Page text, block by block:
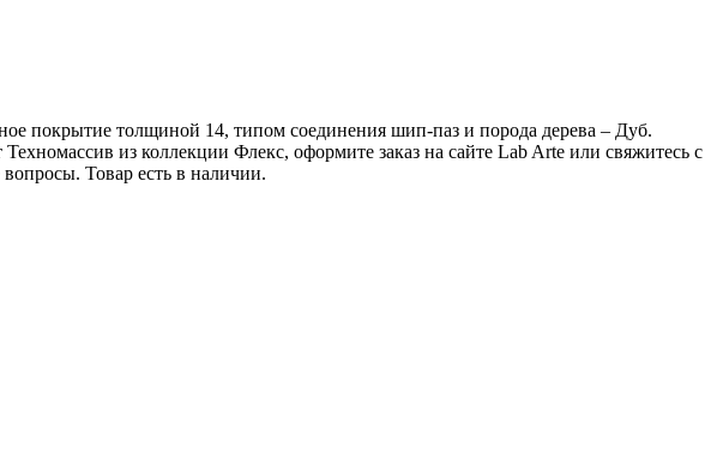
покрытие толщиной 14, типом соединения шип-паз и порода дерева – Дуб.
из коллекции Флекс, оформите заказ на сайте Lab Arte или свяжитесь с
Товар есть в наличии.